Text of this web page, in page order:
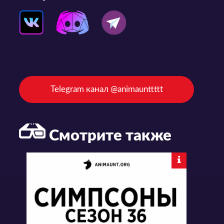
Telegram канал @animaunttttt
Смотрите также